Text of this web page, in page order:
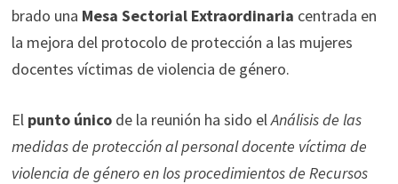
brado una Mesa Sectorial Extraordinaria centrada en
la mejora del protocolo de protección a las mujeres
docentes víctimas de violencia de género.
El punto únicode la reunión ha sido elAnálisis de las
medidas de protección al personal docente víctima de
violencia de género en los procedimientos de Recursos